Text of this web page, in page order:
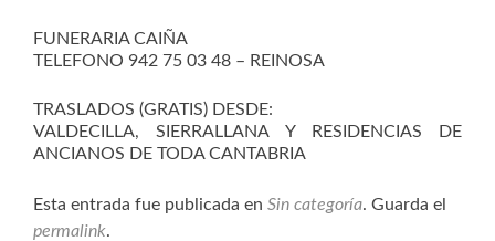
FUNERARIA CAIÑA
TELEFONO 942 75 03 48 – REINOSA
TRASLADOS (GRATIS) DESDE:
VALDECILLA, SIERRALLANA Y RESIDENCIAS DE
ANCIANOS DE TODA CANTABRIA
Esta entrada fue publicada en Sin categoría. Guarda el
permalink.